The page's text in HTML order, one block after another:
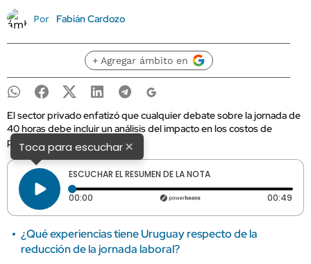
Por Fabián Cardozo
+ Agregar ámbito en
El sector privado enfatizó que cualquier debate sobre la jornada de
40 horas debe incluir un análisis del impacto en los costos de
producción.
Toca para escuchar×
ESCUCHAR EL RESUMEN DE LA NOTA
00:00 Tiempo transcurrido: 0 segundos 00:49
¿Qué experiencias tiene Uruguay respecto de la
reducción de la jornada laboral?